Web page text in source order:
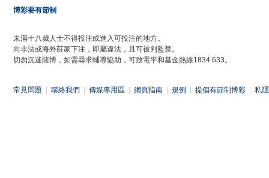
博彩要有節制
未滿十八歲人士不得投注或進入可投注的地方。
向非法或海外莊家下注，即屬違法，且可被判監禁。
切勿沉迷賭博，如需尋求輔導協助，可致電平和基金熱線1834 633。
常見問題 聯絡我們 傳媒專用區 網頁指南 規例 提倡有節制博彩 私